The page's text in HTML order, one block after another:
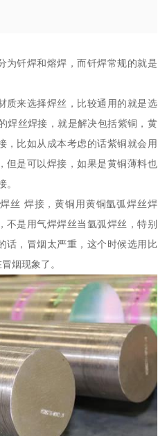
为钎焊和熔焊，而钎焊常规的就是
质来选择焊丝，比较通用的就是选
焊丝焊接，就是解决包括紫铜，黄
，比如从成本考虑的话紫铜就会用
但是可以焊接，如果是黄铜薄料也
。
丝 焊接，黄铜用黄铜氩弧焊丝焊
不是用气焊焊丝当氩弧焊丝，特别
话，冒烟太严重，这个时候选用比
烟现象了。